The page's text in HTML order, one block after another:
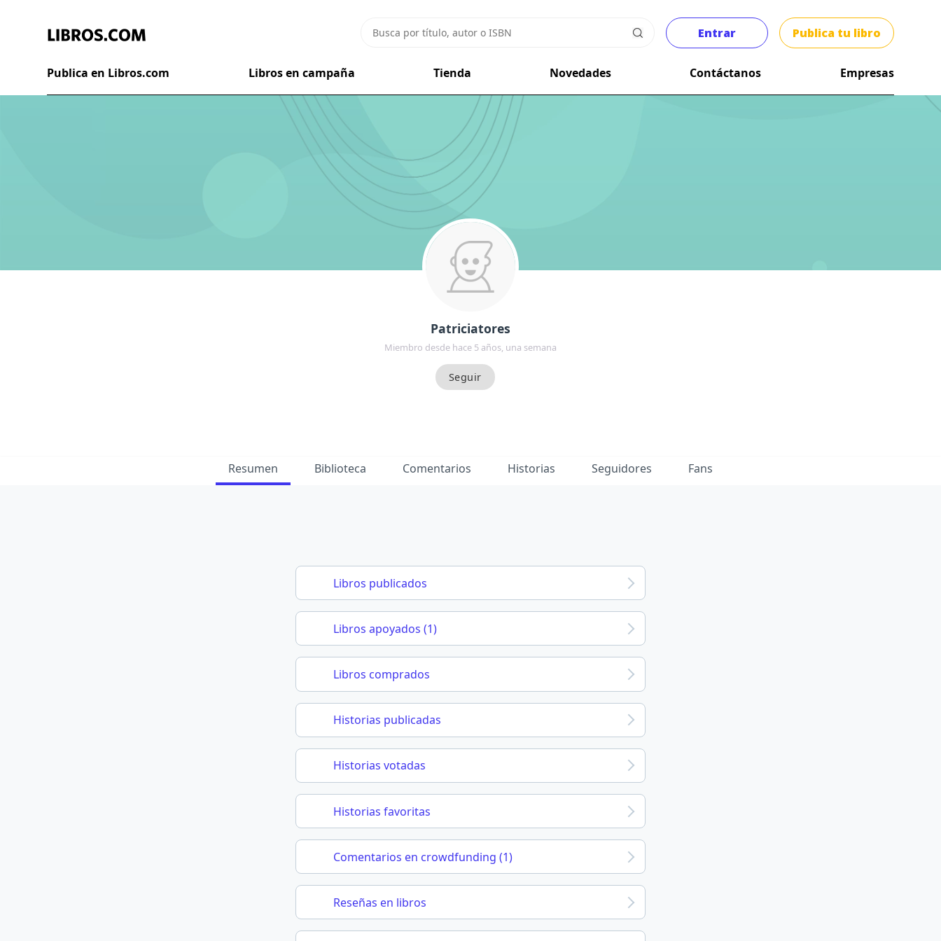
Entrar Publica tu libro
Publica en Libros.com Libros en campaña Tienda Novedades Contáctanos Empresas
Patriciatores
Miembro desde hace 5 años, una semana
Resumen Biblioteca Comentarios Historias Seguidores Fans
Libros publicados
Libros apoyados (1)
Libros comprados
Historias publicadas
Historias votadas
Historias favoritas
Comentarios en crowdfunding (1)
Reseñas en libros